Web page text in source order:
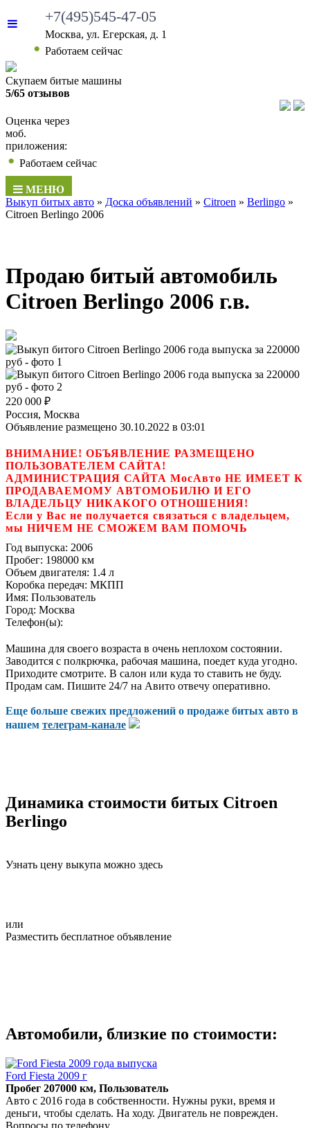
+7(495)545-47-05
Москва, ул. Егерская, д. 1
• Работаем сейчас
Скупаем битые машины
5/65 отзывов
Оценка через
моб.
приложения:
• Работаем сейчас
МЕНЮ
Выкуп битых авто » Доска объявлений » Citroen » Berlingo »
Citroen Berlingo 2006
Продаю битый автомобиль
Citroen Berlingo 2006 г.в.
220 000 ₽
Россия, Москва
Объявление размещено 30.10.2022 в 03:01
ВНИМАНИЕ! ОБЪЯВЛЕНИЕ РАЗМЕЩЕНО
ПОЛЬЗОВАТЕЛЕМ САЙТА!
АДМИНИСТРАЦИЯ САЙТА МосАвто НЕ ИМЕЕТ К
ПРОДАВАЕМОМУ АВТОМОБИЛЮ И ЕГО
ВЛАДЕЛЬЦУ НИКАКОГО ОТНОШЕНИЯ!
Если у Вас не получается связаться с владельцем,
мы НИЧЕМ НЕ СМОЖЕМ ВАМ ПОМОЧЬ
Год выпуска: 2006
Пробег: 198000 км
Объем двигателя: 1.4 л
Коробка передач: МКПП
Имя: Пользователь
Город: Москва
Телефон(ы):
Машина для своего возраста в очень неплохом состоянии.
Заводится с полкрючка, рабочая машина, поедет куда угодно.
Приходите смотрите. В салон или куда то ставить не буду.
Продам сам. Пишите 24/7 на Авито отвечу оперативно.
Еще больше свежих предложений о продаже битых авто в
нашем телеграм-канале
Динамика стоимости битых Citroen
Berlingo
Узнать цену выкупа можно здесь
или
Разместить бесплатное объявление
Автомобили, близкие по стоимости:
Ford Fiesta 2009 г
Пробег 207000 км, Пользователь
Авто с 2016 года в собственности. Нужны руки, время и
деньги, чтобы сделать. На ходу. Двигатель не поврежден.
Вопросы по телефону